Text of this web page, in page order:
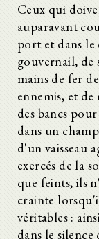
Ceux qui
auparavant
port et dans le
gouvernail, de
mains de fer
ennemis, et
des bancs
dans un
d'un vaisseau
exercés de la
que feints, ils
crainte
véritables :
dans le